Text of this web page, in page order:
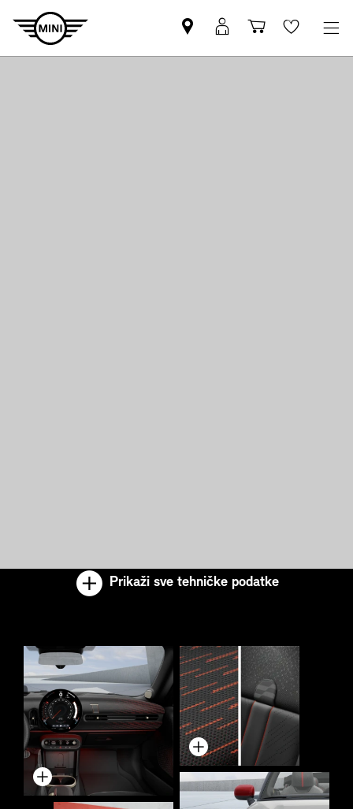
Pronađite
MINI
MyMini
prijava
KošaricaWishlist
Prikaži sve tehničke podatke